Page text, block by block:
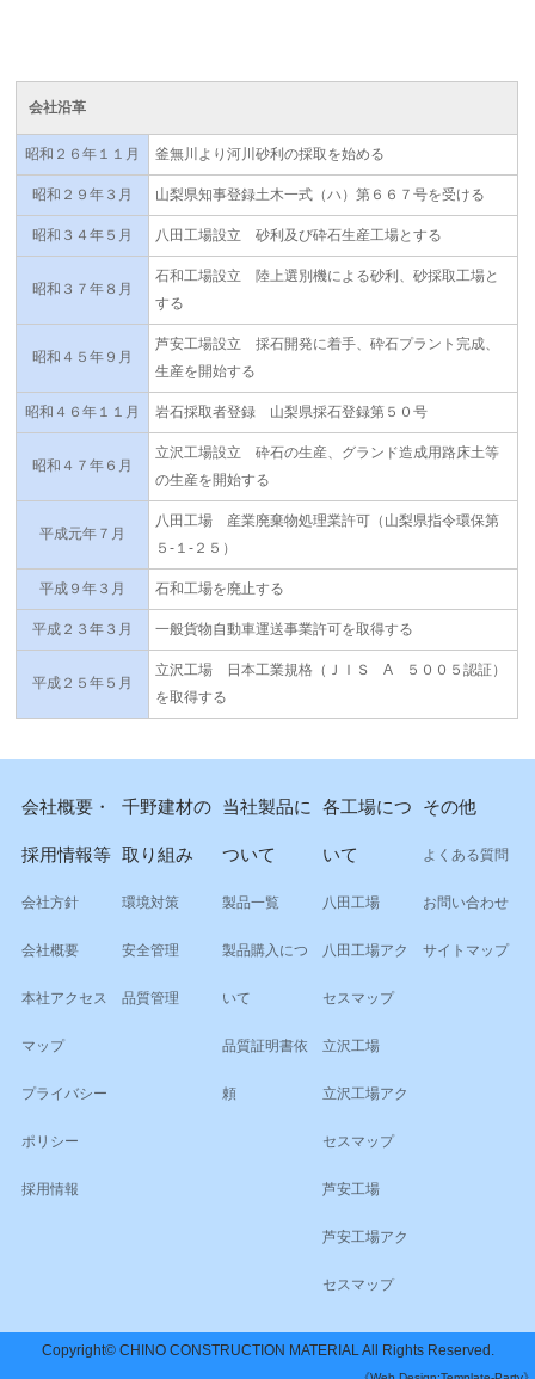
会社沿革
昭和２６年１１月 釜無川より河川砂利の採取を始める
昭和２９年３月 山梨県知事登録土木一式（ハ）第６６７号を受ける
昭和３４年５月 八田工場設立 砂利及び砕石生産工場とする
昭和３７年８月
石和工場設立 陸上選別機による砂利、砂採取工場と
する
昭和４５年９月
芦安工場設立 採石開発に着手、砕石プラント完成、
生産を開始する
昭和４６年１１月 岩石採取者登録 山梨県採石登録第５０号
昭和４７年６月
立沢工場設立 砕石の生産、グランド造成用路床土等
の生産を開始する
平成元年７月
八田工場 産業廃棄物処理業許可（山梨県指令環保第
５-１-２５）
平成９年３月 石和工場を廃止する
平成２３年３月 一般貨物自動車運送事業許可を取得する
平成２５年５月
立沢工場 日本工業規格（ＪＩＳ A ５００５認証）
を取得する
会社概要・
採用情報等
会社方針
会社概要
本社アクセス
マップ
プライバシー
ポリシー
採用情報
千野建材の
取り組み
環境対策
安全管理
品質管理
当社製品に
ついて
製品一覧
製品購入につ
いて
品質証明書依
頼
各工場につ
いて
八田工場
八田工場アク
セスマップ
立沢工場
立沢工場アク
セスマップ
芦安工場
芦安工場アク
セスマップ
その他
よくある質問
お問い合わせ
サイトマップ
Copyright© CHINO CONSTRUCTION MATERIAL All Rights Reserved.